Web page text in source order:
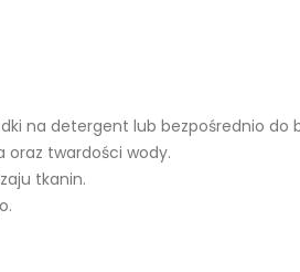
na detergent lub bezpośrednio do
oraz twardości wody.
tkanin.